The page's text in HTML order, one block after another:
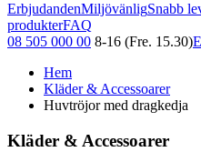
ErbjudandenMiljövänligSnabb
produkterFAQ
08 505 000 00 8-16 (Fre. 15.30)
Hem
Kläder & Accessoarer
Huvtröjor med dragkedja
Kläder & Accessoarer